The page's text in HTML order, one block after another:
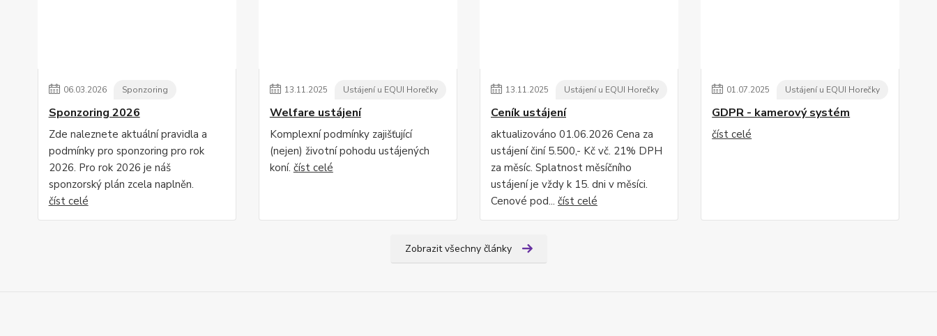
06.03.2026 Sponzoring
Sponzoring 2026
Zde naleznete aktuální pravidla a
podmínky pro sponzoring pro rok
2026. Pro rok 2026 je náš
sponzorský plán zcela naplněn.
číst celé
13.11.2025 Ustájení u EQUI Horečky
Welfare ustájení
Komplexní podmínky zajišťující
(nejen) životní pohodu ustájených
koní. číst celé
13.11.2025 Ustájení u EQUI Horečky
Ceník ustájení
aktualizováno 01.06.2026 Cena za
ustájení činí 5.500,- Kč vč. 21% DPH
za měsíc. Splatnost měsíčního
ustájení je vždy k 15. dni v měsíci.
Cenové pod... číst celé
01.07.2025 Ustájení u EQUI Horečky
GDPR - kamerový systém
číst celé
Zobrazit všechny články